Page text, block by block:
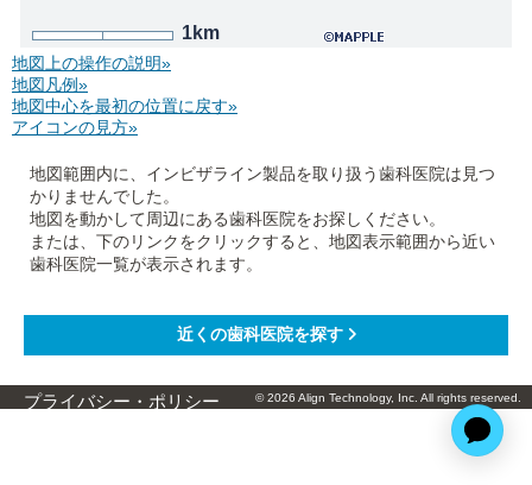
1km
地図上の操作の説明»
地図凡例»
地図中心を最初の位置に戻す»
アイコンの見方»
地図範囲内に、インビザライン製品を取り扱う歯科医院は見つ
かりませんでした。
地図を動かして周辺にある歯科医院をお探しください。
または、下のリンクをクリックすると、地図表示範囲から近い
歯科医院一覧が表示されます。
プライバシー・ポリシー © 2026 Align Technology, Inc. All rights reserved.